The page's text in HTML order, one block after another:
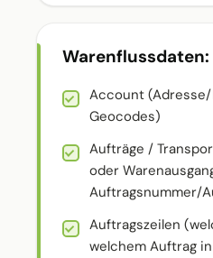
Warenflussdaten:
Account
Geocodes)
Aufträge /
oder
Auftragsnummer/
Auftragszeilen
welchem Auftrag